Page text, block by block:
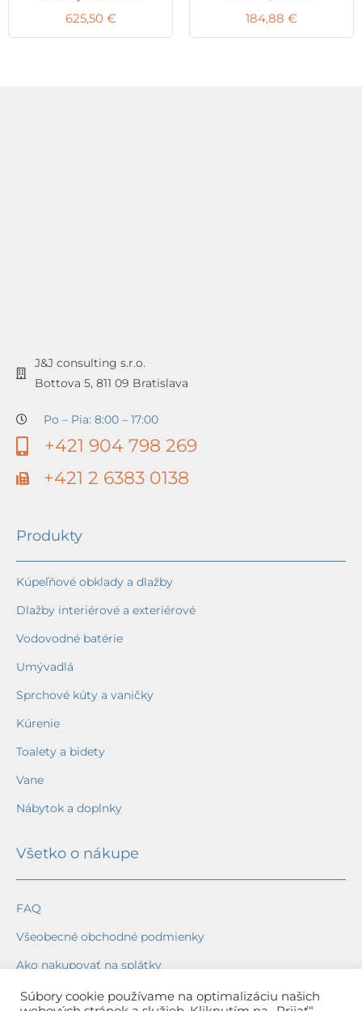
625,50 € 184,88 €
J&J consulting s.r.o.
Bottova 5, 811 09 Bratislava
Po – Pia: 8:00 – 17:00
+421 904 798 269
+421 2 6383 0138
Produkty
Kúpeľňové obklady a dlažby
Dlažby interiérové a exteriérové
Vodovodné batérie
Umývadlá
Sprchové kúty a vaničky
Kúrenie
Toalety a bidety
Vane
Nábytok a doplnky
Všetko o nákupe
FAQ
Všeobecné obchodné podmienky
Ako nakupovať na splátky
Ochrana osobných údajov
Súbory cookie používame na optimalizáciu našich